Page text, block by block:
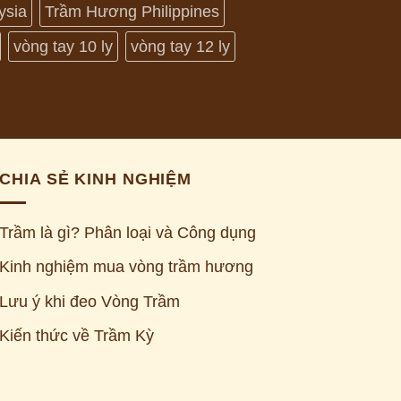
Trầm Hương Philippines
vòng tay 10 ly
vòng tay 12 ly
CHIA SẺ KINH NGHIỆM
Trầm là gì? Phân loại và Công dụng
Kinh nghiệm mua vòng trầm hương
Lưu ý khi đeo Vòng Trầm
Kiến thức về Trầm Kỳ